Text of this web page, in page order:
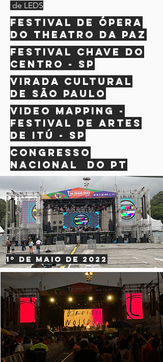
de LEDS
FESTIVAL DE ÓPERA
DO THEATRO DA PAZ
FESTIVAL CHAVE DO
CENTRO - SP
VIRADA CULTURAL
DE SÃO PAULO
VIDEO MAPPING -
FESTIVAL DE ARTES
DE ITÚ - SP
CONGRESSO
NACIONAL DO PT
1º de maio de 2022